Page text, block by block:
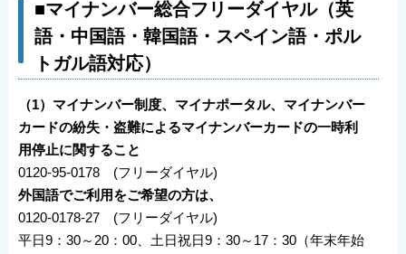
■マイナンバー総合フリーダイヤル（英
語・中国語・韓国語・スペイン語・ポル
トガル語対応）
（1）マイナンバー制度、マイナポータル、マイナンバー
カードの紛失・盗難によるマイナンバーカードの一時利
用停止に関すること
0120-95-0178 (フリーダイヤル)
外国語でご利用をご希望の方は、
0120-0178-27 (フリーダイヤル)
平日9：30～20：00、土日祝日9：30～17：30（年末年始